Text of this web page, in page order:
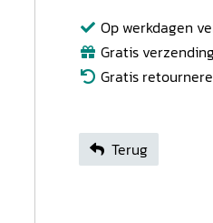
Op werkdagen
Gratis
Gratis
Terug